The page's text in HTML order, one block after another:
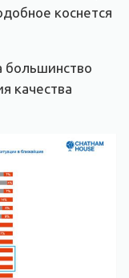
коснется
качества